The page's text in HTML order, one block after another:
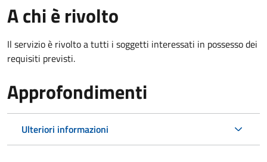
A chi è rivolto
Il servizio è rivolto a tutti i soggetti interessati in possesso dei
requisiti previsti.
Approfondimenti
Ulteriori informazioni